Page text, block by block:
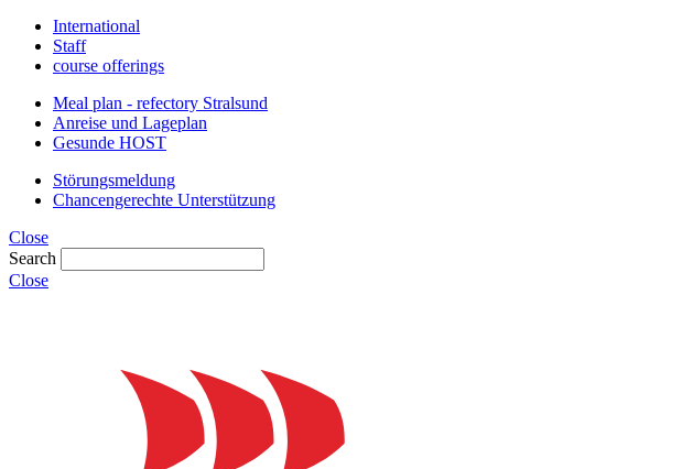
International
Staff
course offerings
Meal plan - refectory Stralsund
Anreise und Lageplan
Gesunde HOST
Störungsmeldung
Chancengerechte Unterstützung
Close
Search
Close